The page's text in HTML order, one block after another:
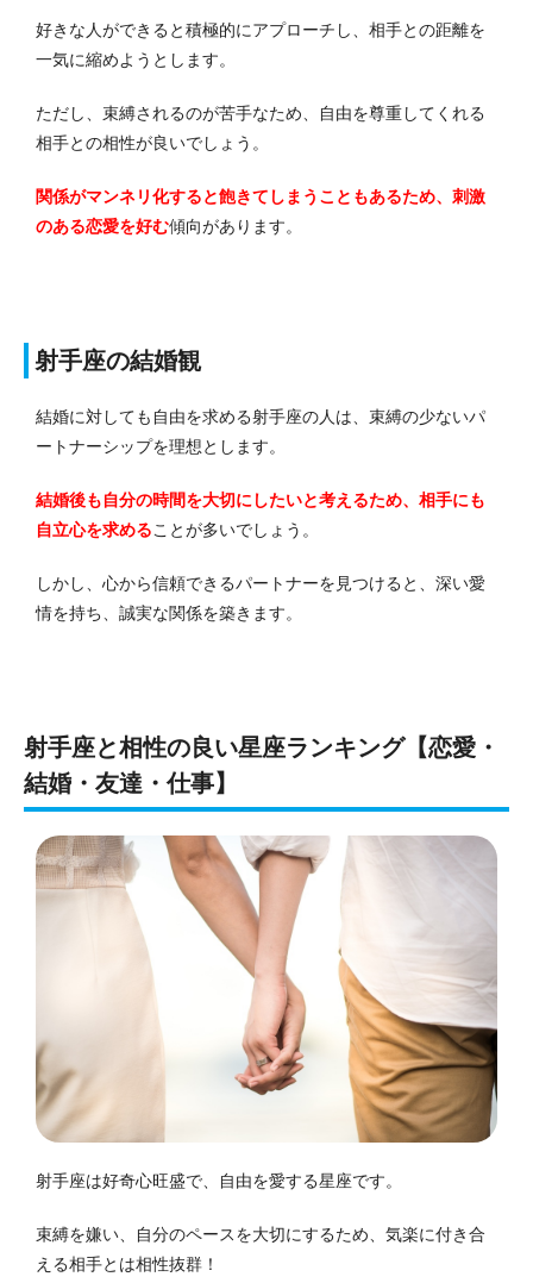
好きな人ができると積極的にアプローチし、相手との距離を
一気に縮めようとします。
ただし、束縛されるのが苦手なため、自由を尊重してくれる
相手との相性が良いでしょう。
関係がマンネリ化すると飽きてしまうこともあるため、刺激
のある恋愛を好む傾向があります。
射手座の結婚観
結婚に対しても自由を求める射手座の人は、束縛の少ないパ
ートナーシップを理想とします。
結婚後も自分の時間を大切にしたいと考えるため、相手にも
自立心を求めることが多いでしょう。
しかし、心から信頼できるパートナーを見つけると、深い愛
情を持ち、誠実な関係を築きます。
射手座と相性の良い星座ランキング【恋愛・
結婚・友達・仕事】
射手座は好奇心旺盛で、自由を愛する星座です。
束縛を嫌い、自分のペースを大切にするため、気楽に付き合
える相手とは相性抜群！